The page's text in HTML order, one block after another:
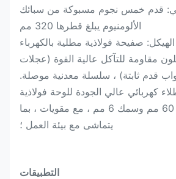
قدم خمس نجوم مسبوكة من سبائك
الألومنيوم يبلغ قطرها 320 مم
الهيكل: صفيحة فولاذية مطلية بالكهرباء
مقاومة للتآكل عالية القوة (عجلات
قدم ثابتة) ، سلسلة معدنية موصلة.
كهربائي عالي الجودة للوحة فولاذية
مرنة ، بعرض 60 مم وسمك 6 مم ، مع مقويات ، بما
يتماشى مع بيئة العمل ؛
التطبيقات